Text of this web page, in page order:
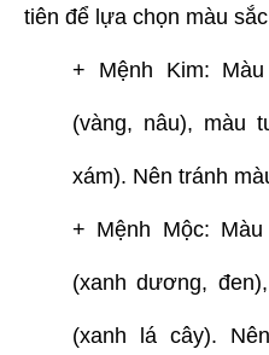
tiên để lựa chọn màu
+ Mệnh Kim:
(vàng, nâu), màu
xám). Nên tránh
+ Mệnh Mộc:
(xanh dương,
(xanh lá cây).